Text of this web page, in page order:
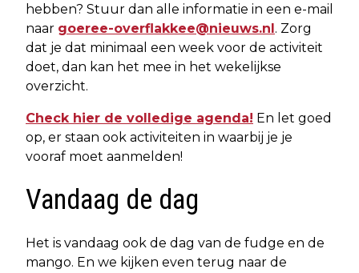
hebben? Stuur dan alle informatie in een e-mail
naar goeree-overflakkee@nieuws.nl . Zorg
dat je dat minimaal een week voor de activiteit
doet, dan kan het mee in het wekelijkse
overzicht.
Check hier de volledige agenda! En let goed
op, er staan ook activiteiten in waarbij je je
vooraf moet aanmelden!
Vandaag de dag
Het is vandaag ook de dag van de fudge en de
mango. En we kijken even terug naar de